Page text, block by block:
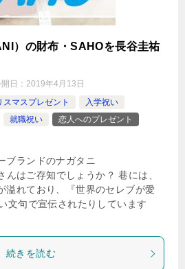
）の財布・SAHOを長谷圭祐
日： 2019年4月13日
スマスプレゼント
入学祝い
就職祝い
恋人へのプレゼント
ブランドのナガタニ
んはご存知でしょうか？ 巷には、
溢れており、『世界のセレブが愛
文句で宣伝されたりしています
続きを読む